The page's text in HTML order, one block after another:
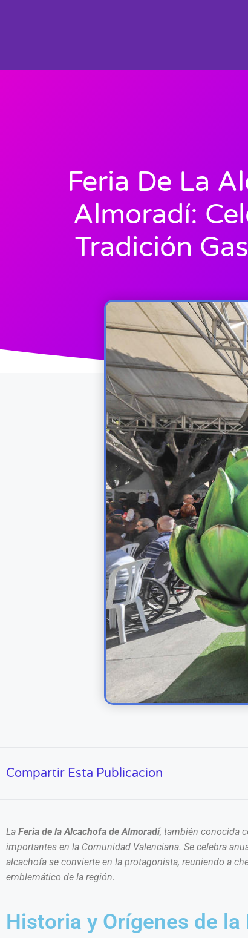
Feria De La
Almoradí:
Tradición
Compartir Esta Publicacion
La Feria de la Alcachofa de Almoradí, también conocida
importantes en la Comunidad Valenciana. Se celebra
alcachofa se convierte en la protagonista, reuniendo a
emblemático de la región.
Historia y Orígenes de